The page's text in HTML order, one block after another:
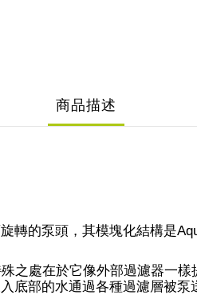
商品描述
轉的泵頭，其模塊化結構是
之處在於它像外部過濾器一
底部的水通過各種過濾層被